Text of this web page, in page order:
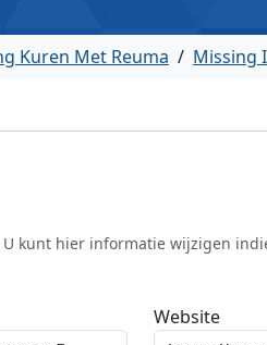
Kuren Met Reuma / Missing
kunt hier informatie wijzigen
Website